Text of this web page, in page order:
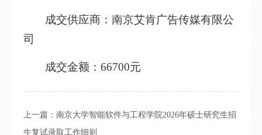
成交供应商：南京艾肯广告传媒有限公
司
成交金额：66700元
上一篇： 南京大学智能软件与工程学院2026年硕士研究生招
生复试录取工作细则